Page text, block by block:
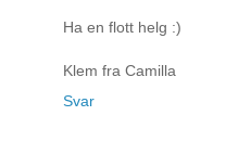
Ha en flott helg :)
Klem fra Camilla
Svar